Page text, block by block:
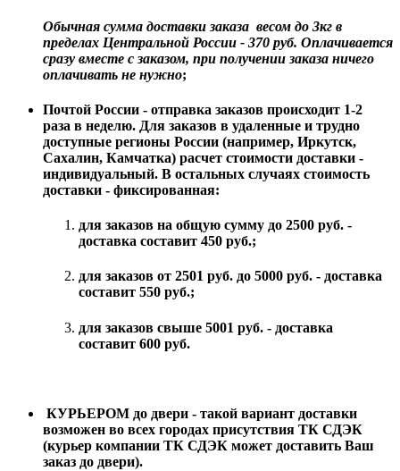
Обычная сумма доставки заказа весом до 3кг в
пределах Центральной России - 370 руб. Оплачивается
сразу вместе с заказом, при получении заказа ничего
оплачивать не нужно;
Почтой России - отправка заказов происходит 1-2
раза в неделю. Для заказов в удаленные и трудно
доступные регионы России (например, Иркутск,
Сахалин, Камчатка) расчет стоимости доставки -
индивидуальный. В остальных случаях стоимость
доставки - фиксированная:
для заказов на общую сумму до 2500 руб. -
доставка составит 450 руб.;
для заказов от 2501 руб. до 5000 руб. - доставка
составит 550 руб.;
для заказов свыше 5001 руб. - доставка
составит 600 руб.
КУРЬЕРОМ до двери - такой вариант доставки
возможен во всех городах присутствия ТК СДЭК
(курьер компании ТК СДЭК может доставить Ваш
заказ до двери).